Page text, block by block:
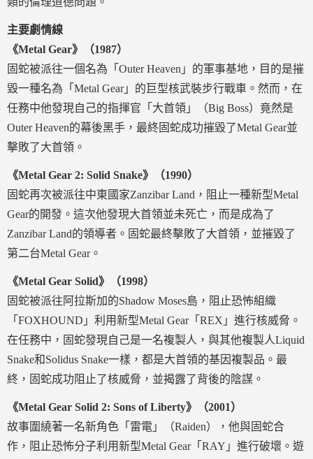
主要劇情線
《Metal Gear》（1987）
固蛇被派往一個名為「Outer Heaven」的軍事基地，目的是摧
毀一種名為「Metal Gear」的巨型核武裝步行戰車。然而，在
任務中他發現自己的指揮官「大首領」（Big Boss）竟然是
Outer Heaven的幕後黑手，最終固蛇成功摧毀了Metal Gear並
擊敗了大首領。
《Metal Gear 2: Solid Snake》（1990）
固蛇再次被派往中東國家Zanzibar Land，阻止一種新型Metal
Gear的開發。這次他發現大首領並未死亡，而是成為了
Zanzibar Land的領導者。固蛇最終擊敗了大首領，並摧毀了
第二台Metal Gear。
《Metal Gear Solid》（1998）
固蛇被派往阿拉斯加的Shadow Moses島，阻止恐怖組織
「FOXHOUND」利用新型Metal Gear「REX」進行核威脅。
在任務中，固蛇發現自己是一名複製人，與其他複製人Liquid
Snake和Solidus Snake一樣，都是大首領的基因複製品。最
終，固蛇成功阻止了核威脅，並揭露了背後的陰謀。
《Metal Gear Solid 2: Sons of Liberty》（2001）
故事圍繞著一名新角色「雷電」（Raiden），他與固蛇合
作，阻止恐怖分子利用新型Metal Gear「RAY」進行破壞。遊